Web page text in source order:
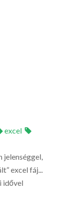
excel
jelenséggel,
excel fáj...
idővel